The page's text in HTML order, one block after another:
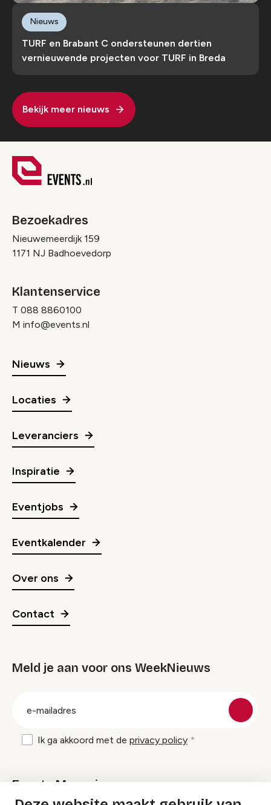
TURF en Brabant C ondersteunen dertien
vernieuwende projecten voor TURF in Breda
Nieuws
Bekijk meer nieuws
Bezoekadres
Nieuwemeerdijk 159
1171 NJ Badhoevedorp
Klantenservice
T 088 8860100
M info@events.nl
Nieuws
Locaties
Leveranciers
Inspiratie
Eventjobs
Eventkalender
Over ons
Contact
Meld je aan voor ons WeekNieuws
Ik ga akkoord met de privacy policy
Events Magazine